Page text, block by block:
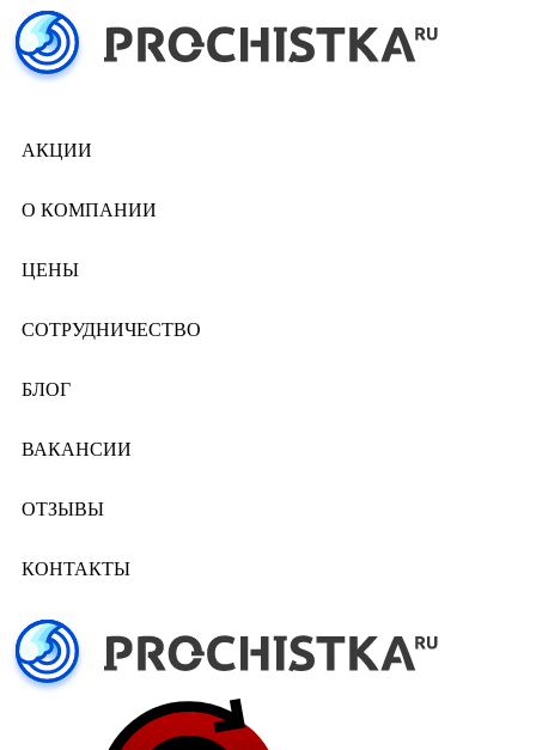
АКЦИИ
О КОМПАНИИ
ЦЕНЫ
СОТРУДНИЧЕСТВО
БЛОГ
ВАКАНСИИ
ОТЗЫВЫ
КОНТАКТЫ